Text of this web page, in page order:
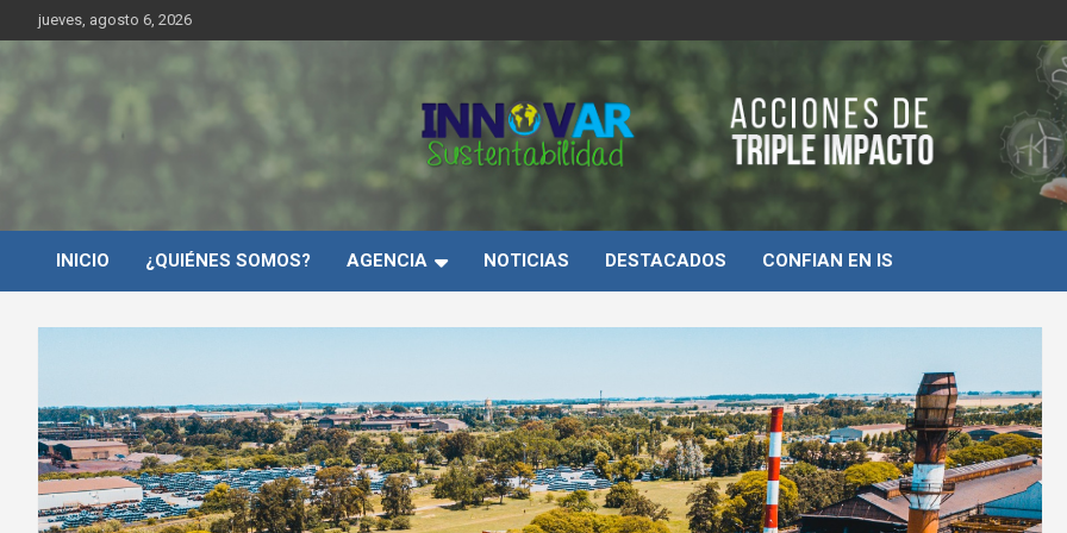
Saltar
al
contenido
jueves, agosto 6, 2026
Innovar Sustentabilidad
INICIO ¿QUIÉNES SOMOS? AGENCIA NOTICIAS DESTACADOS CONFIAN EN IS